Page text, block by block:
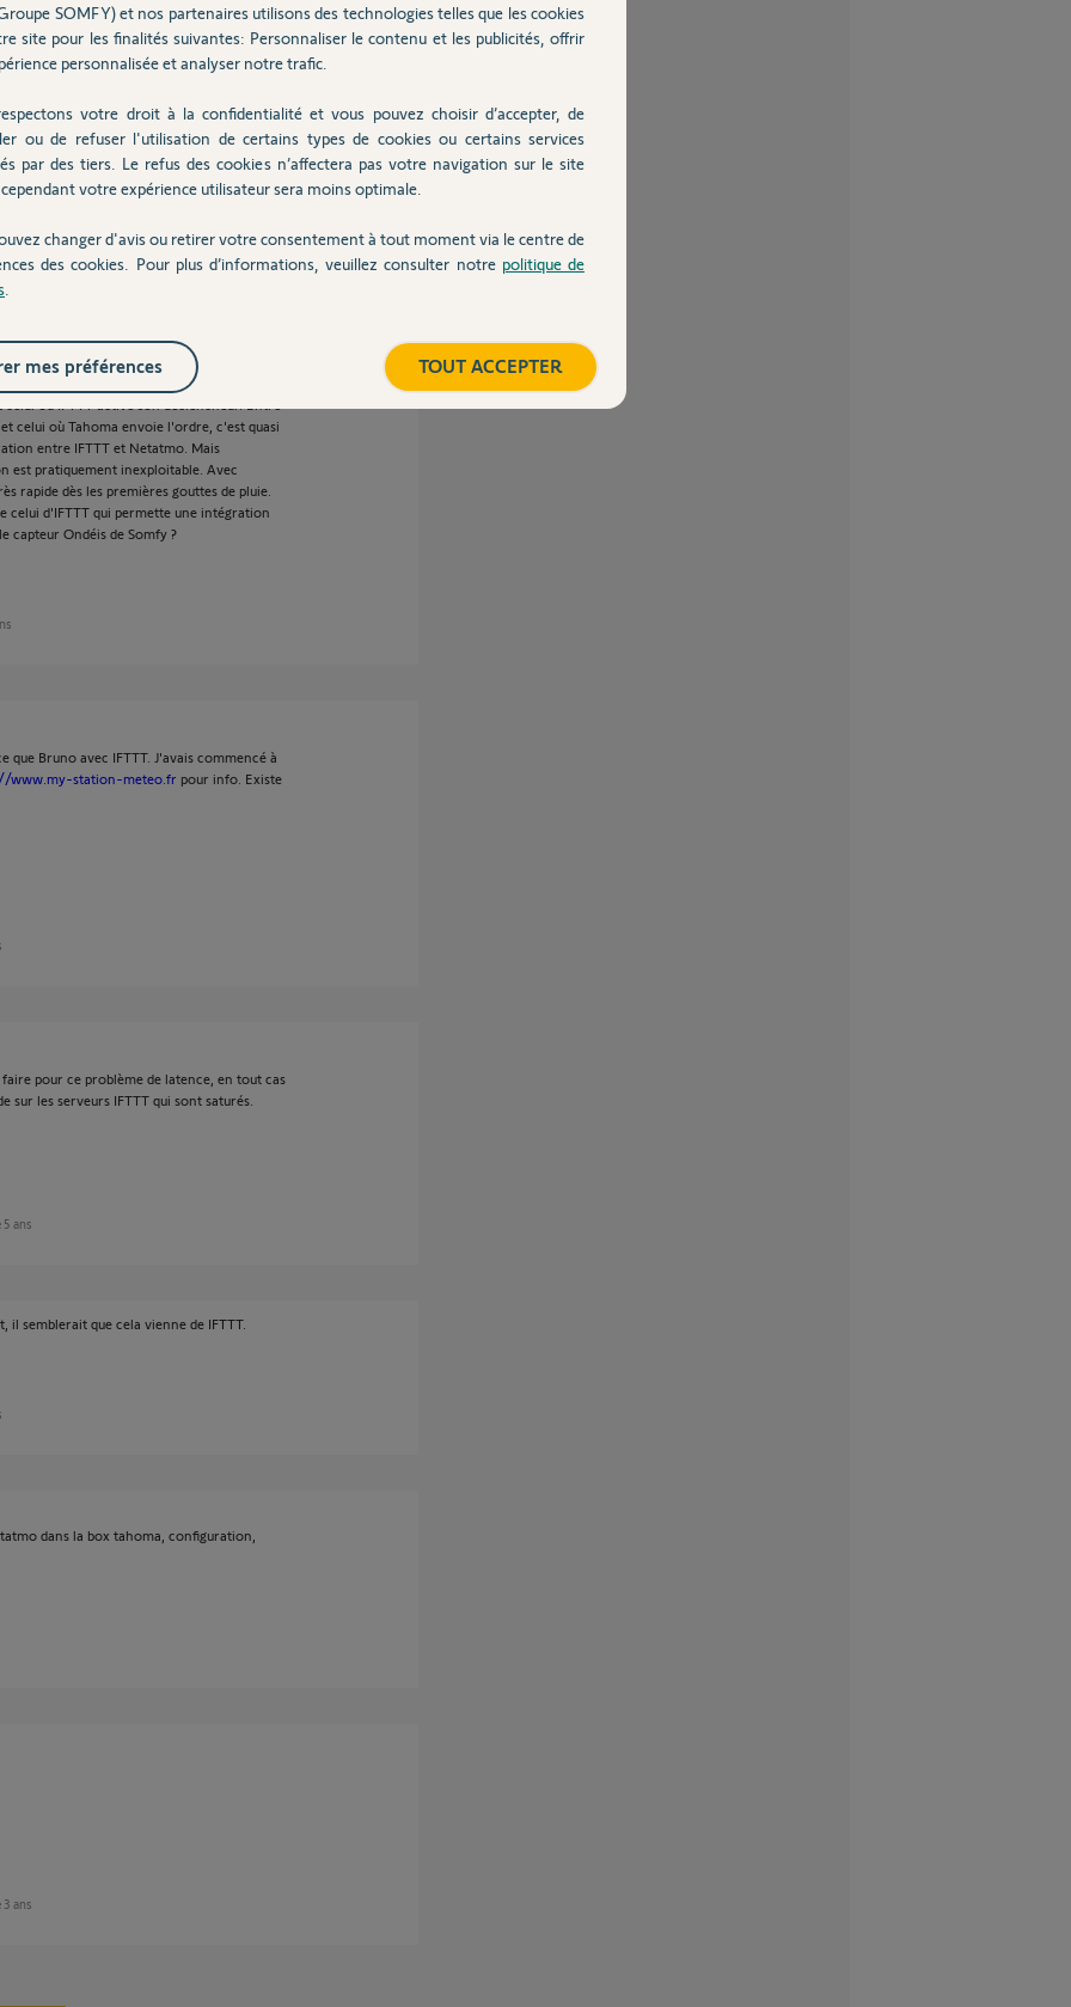
:-)
latence. En fait, j'avais acheté la station
IFTTT jusqu'à un certain point la
pilotables via la box Tahoma. Ça marche,
de plusieurs minutes entre les 2 systèmes.
était entre le moment où l'événement
où IFTTT active son déclencheur. Entre
celui où Tahoma envoie l'ordre, c'est quasi
entre IFTTT et Netatmo. Mais
est pratiquement inexploitable. Avec
rapide dès les premières gouttes de pluie.
d'IFTTT qui permette une intégration
capteur Ondéis de Somfy ?
que Bruno avec IFTTT. J'avais commencé à
www.my-station-meteo.fr pour info. Existe
pour ce problème de latence, en tout cas
sur les serveurs IFTTT qui sont saturés.
5 ans
semblerait que cela vienne de IFTTT.
dans la box tahoma, configuration,
3 ans
SOMFY) et nos partenaires utilisons des technologies telles que les cookies
site pour les finalités suivantes: Personnaliser le contenu et les publicités, offrir
personnalisée et analyser notre trafic.
votre droit à la confidentialité et vous pouvez choisir d’accepter, de
ou de refuser l'utilisation de certains types de cookies ou certains services
par des tiers. Le refus des cookies n’affectera pas votre navigation sur le site
votre expérience utilisateur sera moins optimale.
changer d'avis ou retirer votre consentement à tout moment via le centre de
des cookies. Pour plus d’informations, veuillez consulter notre politique de
TOUT ACCEPTER
mes préférences